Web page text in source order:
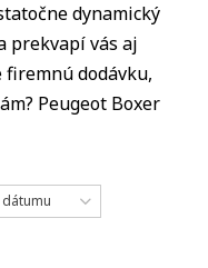
dynamický
prekvapí vás aj
dodávku,
Peugeot Boxer
dátumu